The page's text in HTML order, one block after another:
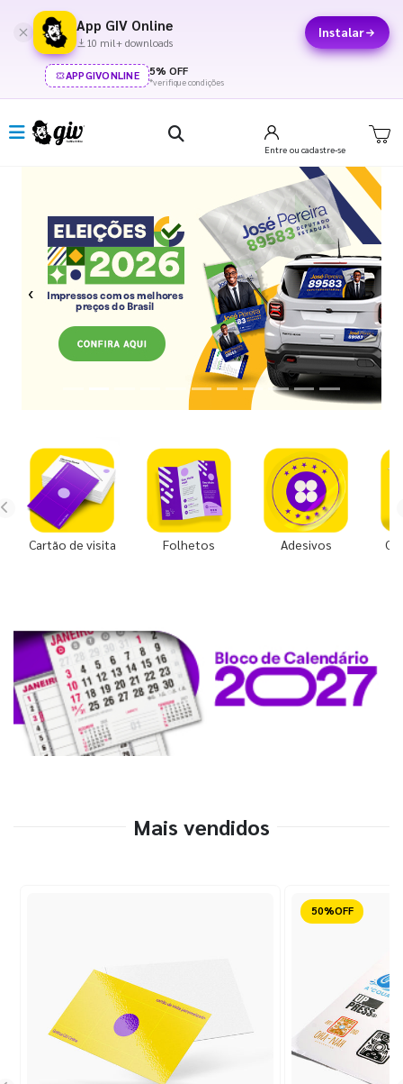
App GIV Online
10 mil+ downloads
Instalar
APPGIVONLINE 5% OFF
*verifique condições
Entre ou cadastre-se
Previous Next
Cartão de visita Folhetos Adesivos
Mais vendidos
Reduzido